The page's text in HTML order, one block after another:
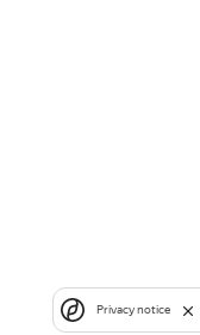
Privacy notice